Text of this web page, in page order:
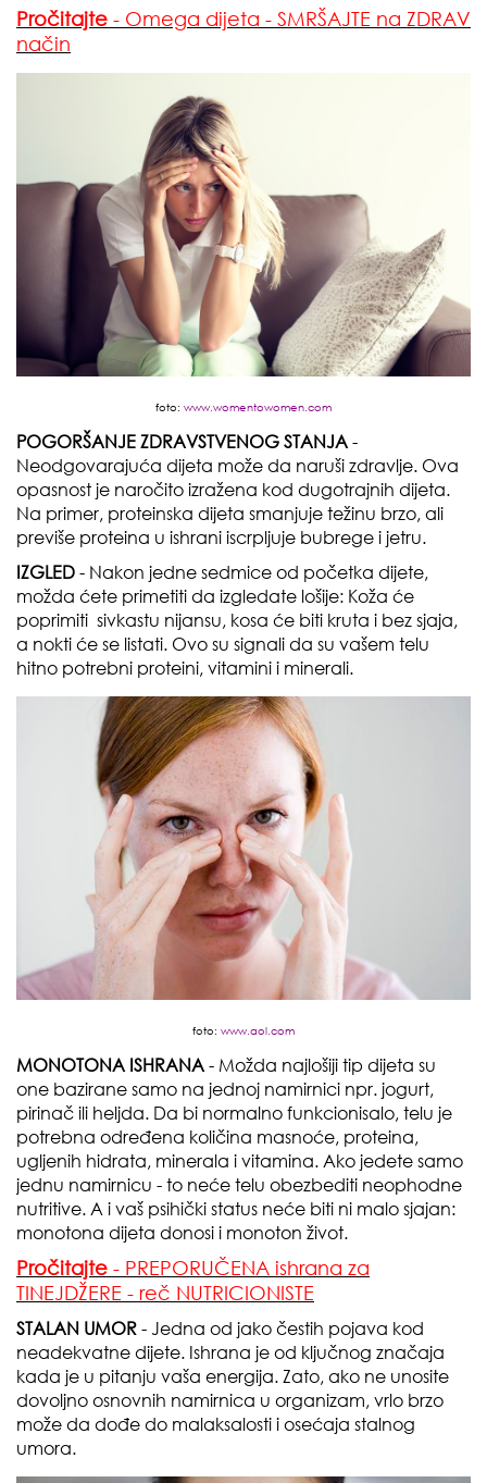
Pročitajte - Omega dijeta - SMRŠAJTE na ZDRAV
način
foto: www.womentowomen.com
POGORŠANJE ZDRAVSTVENOG STANJA -
Neodgovarajuća dijeta može da naruši zdravlje. Ova
opasnost je naročito izražena kod dugotrajnih dijeta.
Na primer, proteinska dijeta smanjuje težinu brzo, ali
previše proteina u ishrani iscrpljuje bubrege i jetru.
IZGLED - Nakon jedne sedmice od početka dijete,
možda ćete primetiti da izgledate lošije: Koža će
poprimiti sivkastu nijansu, kosa će biti kruta i bez sjaja,
a nokti će se listati. Ovo su signali da su vašem telu
hitno potrebni proteini, vitamini i minerali.
foto: www.aol.com
MONOTONA ISHRANA - Možda najlošiji tip dijeta su
one bazirane samo na jednoj namirnici npr. jogurt,
pirinač ili heljda. Da bi normalno funkcionisalo, telu je
potrebna određena količina masnoće, proteina,
ugljenih hidrata, minerala i vitamina. Ako jedete samo
jednu namirnicu - to neće telu obezbediti neophodne
nutritive. A i vaš psihički status neće biti ni malo sjajan:
monotona dijeta donosi i monoton život.
Pročitajte - PREPORUČENA ishrana za
TINEJDŽERE - reč NUTRICIONISTE
STALAN UMOR - Jedna od jako čestih pojava kod
neadekvatne dijete. Ishrana je od ključnog značaja
kada je u pitanju vaša energija. Zato, ako ne unosite
dovoljno osnovnih namirnica u organizam, vrlo brzo
može da dođe do malaksalosti i osećaja stalnog
umora.